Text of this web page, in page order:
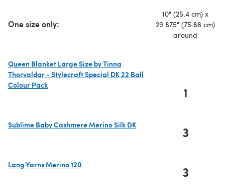
One size only:
10" (25.4 cm) x
29.875" (75.88 cm)
around
Queen Blanket Large Size by Tinna
Thorvaldar - Stylecraft Special DK 22 Ball
Colour Pack
1
Sublime Baby Cashmere Merino Silk DK
3
Lang Yarns Merino 120
3